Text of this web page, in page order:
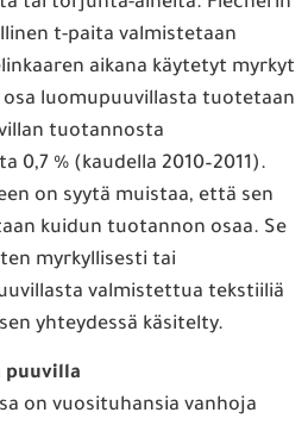
t-paita valmistetaan
aikana käytetyt myrkyt
osa luomupuuvillasta tuotetaan
tuotannosta
% (kaudella 2010–2011).
on syytä muistaa, että sen
kuidun tuotannon osaa. Se
myrkyllisesti tai
valmistettua tekstiiliä
yhteydessä käsitelty.
puuvilla
on vuosituhansia vanhoja